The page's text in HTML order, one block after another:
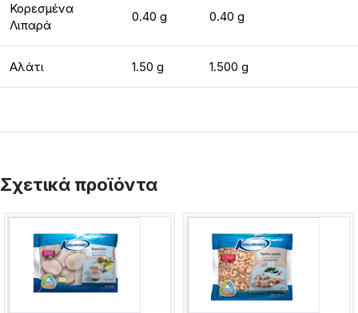
Κορεσμένα
Λιπαρά
0.40 g 0.40 g
Αλάτι 1.50 g 1.500 g
Σχετικά προϊόντα